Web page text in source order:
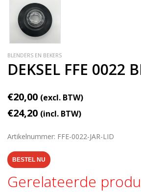
BLENDERS EN BEKERS
DEKSEL FFE 0022
€20,00 (excl. BTW)
€24,20 (incl. BTW)
Artikelnummer: FFE-0022-JAR-LID
BESTEL NU
Gerelateerde